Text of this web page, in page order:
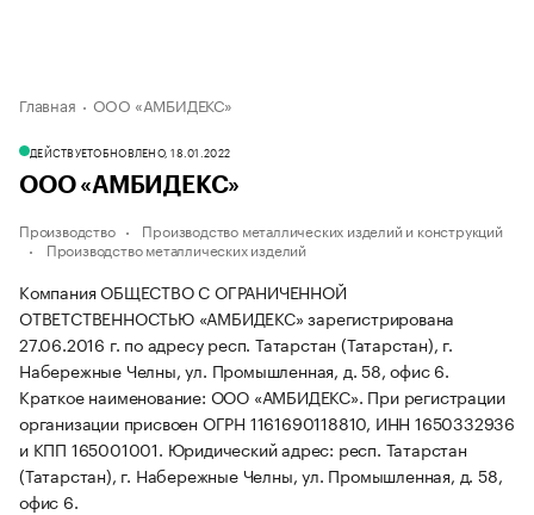
Главная ООО «АМБИДЕКС»
ДЕЙСТВУЕТОБНОВЛЕНО, 18.01.2022
ООО «АМБИДЕКС»
Производство
Производство металлических изделий и конструкций
Производство металлических изделий
Компания ОБЩЕСТВО С ОГРАНИЧЕННОЙ
ОТВЕТСТВЕННОСТЬЮ «АМБИДЕКС» зарегистрирована
27.06.2016 г. по адресу респ. Татарстан (Татарстан), г.
Набережные Челны, ул. Промышленная, д. 58, офис 6.
Краткое наименование: ООО «АМБИДЕКС». При регистрации
организации присвоен ОГРН 1161690118810, ИНН 1650332936
и КПП 165001001. Юридический адрес: респ. Татарстан
(Татарстан), г. Набережные Челны, ул. Промышленная, д. 58,
офис 6.